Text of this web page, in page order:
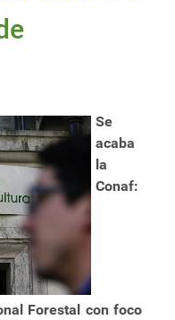
Se
acaba
la
Conaf:
Forestal con foco